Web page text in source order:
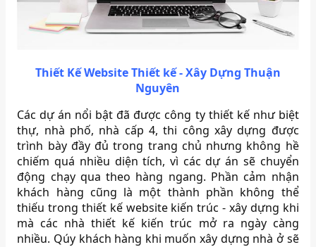
Thiết Kế Website Thiết kế - Xây Dựng Thuận
Nguyên
Các dự án nổi bật đã được công ty thiết kế như biệt
thự, nhà phố, nhà cấp 4, thi công xây dựng được
trình bày đầy đủ trong trang chủ nhưng không hề
chiếm quá nhiều diện tích, vì các dự án sẽ chuyển
động chạy qua theo hàng ngang. Phần cảm nhận
khách hàng cũng là một thành phần không thể
thiếu trong thiết kế website kiến trúc - xây dựng khi
mà các nhà thiết kế kiến trúc mở ra ngày càng
nhiều. Qúy khách hàng khi muốn xây dựng nhà ở sẽ